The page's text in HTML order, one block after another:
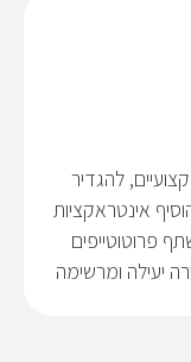
להגדיר
אינטראקציות
פרוטוטייפים
יעילה ומרשימה